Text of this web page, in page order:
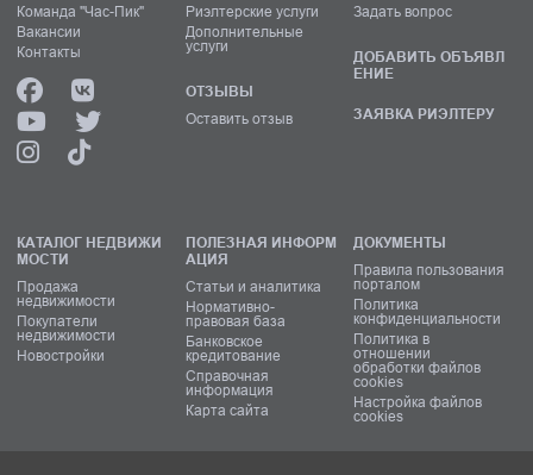
Команда "Час-Пик"
Вакансии
Контакты
Риэлтерские услуги
Дополнительные
услуги
ОТЗЫВЫ
Оставить отзыв
Задать вопрос
ДОБАВИТЬ ОБЪЯВЛ
ЕНИЕ
ЗАЯВКА РИЭЛТЕРУ
КАТАЛОГ НЕДВИЖИ
МОСТИ
Продажа
недвижимости
Покупатели
недвижимости
Новостройки
ПОЛЕЗНАЯ ИНФОРМ
АЦИЯ
Статьи и аналитика
Нормативно-
правовая база
Банковское
кредитование
Справочная
информация
Карта сайта
ДОКУМЕНТЫ
Правила пользования
порталом
Политика
конфиденциальности
Политика в
отношении
обработки файлов
cookies
Настройка файлов
cookies